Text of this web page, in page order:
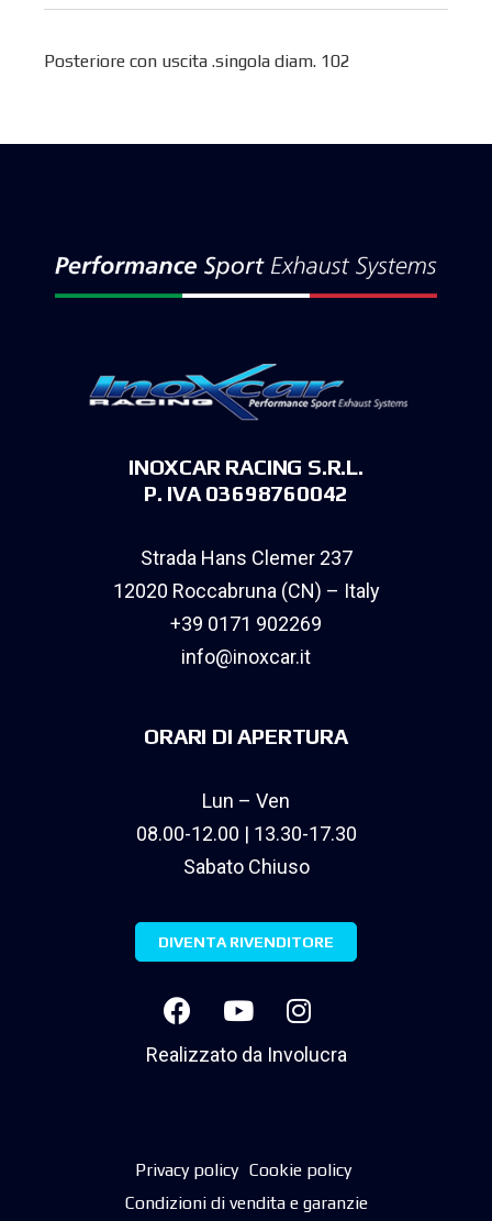
Posteriore con uscita .singola diam. 102
INOXCAR RACING S.R.L.
P. IVA 03698760042
Strada Hans Clemer 237
12020 Roccabruna (CN) – Italy
+39 0171 902269
info@inoxcar.it
ORARI DI APERTURA
Lun – Ven
08.00-12.00 | 13.30-17.30
Sabato Chiuso
DIVENTA RIVENDITORE
Realizzato da Involucra
Privacy policy Cookie policy
Condizioni di vendita e garanzie